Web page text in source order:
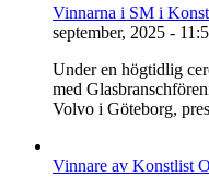
Vinnarna i SM i
september, 2025 -
Under en högtidlig
med
Volvo i Göteborg,
Vinnare av Konstlist